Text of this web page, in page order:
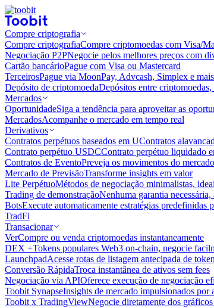
Compre criptografia
Compre criptografiaCompre criptomoedas com Visa/
Negociação P2PNegocie pelos melhores preços com
Cartão bancárioPague com Visa ou Mastercard
TerceirosPague via MoonPay, Advcash, Simplex e mais
Depósito de criptomoedaDepósitos entre
Mercados
OportunidadeSiga a tendência para aproveitar as
MercadosAcompanhe o mercado em tempo real
Derivativos
Contratos perpétuos baseados em UContratos
Contrato perpétuo USDCContrato perpétuo liquidado
Contratos de EventoPreveja os movimentos do
Mercado de PrevisãoTransforme insights em valor
Lite PerpétuoMétodos de negociação minimalistas,
Trading de demonstraçãoNenhuma garantia
BotsExecute automaticamente estratégias predefinidas
TradFi
Transacionar
VerCompre ou venda criptomoedas instantaneamente
DEX +Tokens populares Web3 on-chain, negocie
LaunchpadAcesse rotas de listagem antecipada de
Conversão RápidaTroca instantânea de ativos sem fees
Negociação via APIOferece execução de negociação
Toobit SynapseInsights de mercado impulsionados por
Toobit x TradingViewNegocie diretamente dos